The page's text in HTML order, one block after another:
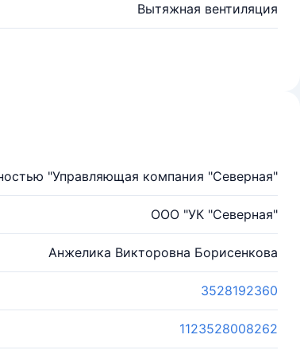
Вытяжная вентиляция
"Управляющая компания "Северная"
ООО "УК "Северная"
Анжелика Викторовна Борисенкова
3528192360
1123528008262